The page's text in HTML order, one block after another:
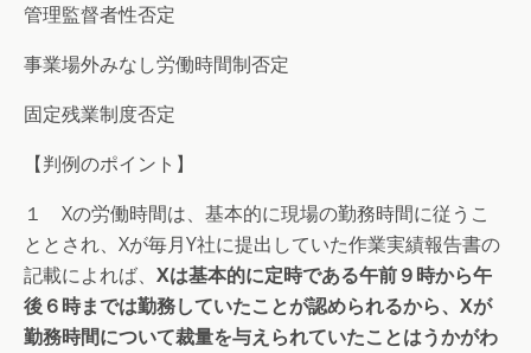
管理監督者性否定
事業場外みなし労働時間制否定
固定残業制度否定
【判例のポイント】
１ Xの労働時間は、基本的に現場の勤務時間に従うこ
ととされ、Xが毎月Y社に提出していた作業実績報告書の
記載によれば、 Xは基本的に定時である午前９時から午
後６時までは勤務していたことが認められるから、Xが
勤務時間について裁量を与えられていたことはうかがわ